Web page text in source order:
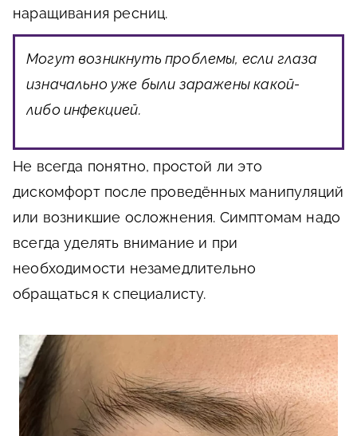
наращивания ресниц.
Могут возникнуть проблемы, если глаза
изначально уже были заражены какой-
либо инфекцией.
Не всегда понятно, простой ли это
дискомфорт после проведённых манипуляций
или возникшие осложнения. Симптомам надо
всегда уделять внимание и при
необходимости незамедлительно
обращаться к специалисту.